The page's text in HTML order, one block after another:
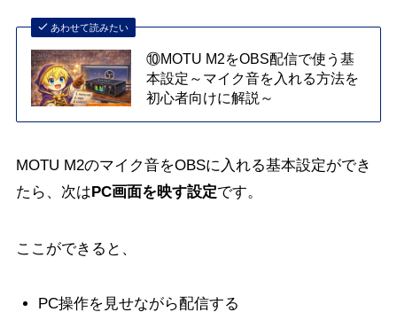
あわせて読みたい
⑩MOTU M2をOBS配信で使う基
本設定～マイク音を入れる方法を
初心者向けに解説～
MOTU M2のマイク音をOBSに入れる基本設定ができ
たら、次はPC画面を映す設定です。
ここができると、
PC操作を見せながら配信する